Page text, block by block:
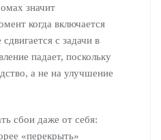
значит
когда включается
с задачи в
падает, поскольку
а не на улучшение
сбои даже от себя:
«перекрыть»